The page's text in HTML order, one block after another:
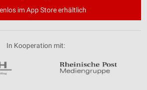
im App Store erhältlich
In Kooperation mit: